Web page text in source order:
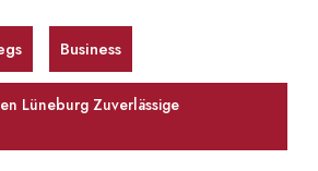
Business
Lüneburg Zuverlässige